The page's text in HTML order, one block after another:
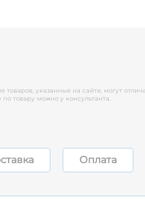
указанные на сайте, могут
товару можно у консультанта.
Оплата